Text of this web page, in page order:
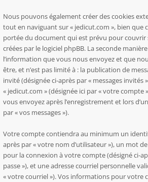
Nous pouvons également créer des cookies
tout en naviguant sur « jedicut.com », bien que
portée du document qui est prévu pour couvrir
créées par le logiciel phpBB. La seconde
l’information que vous nous envoyez et que
être, et n’est pas limité à : la publication de
invité (désignée ci-après par « messages invités
« jedicut.com » (désignée ici par « votre compte
vous envoyez après l’enregistrement et lors
par « vos messages »).
Votre compte contiendra au minimum un
après par « votre nom d’utilisateur »), un mot
pour la connexion à votre compte (désigné ci-
passe »), et une adresse courriel personnelle
« votre courriel »). Vos informations pour votre